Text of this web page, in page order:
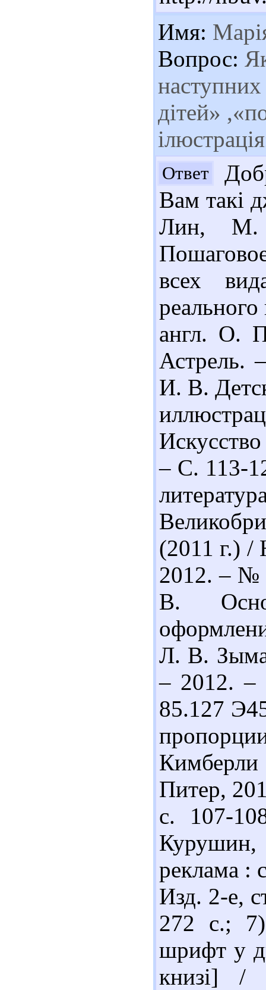
Имя:
Вопрос:
дітей»
Ответ
Вам такі
Лин, М.
всех
англ. О.
Астрель.
И. В.
– С. 113-
(2011 г.)
2012. – №
В.
Л. В.
– 2012.
85.127
Питер,
с. 107-
реклама :
Изд. 2-е,
272 с.;
шрифт у
книзі] /